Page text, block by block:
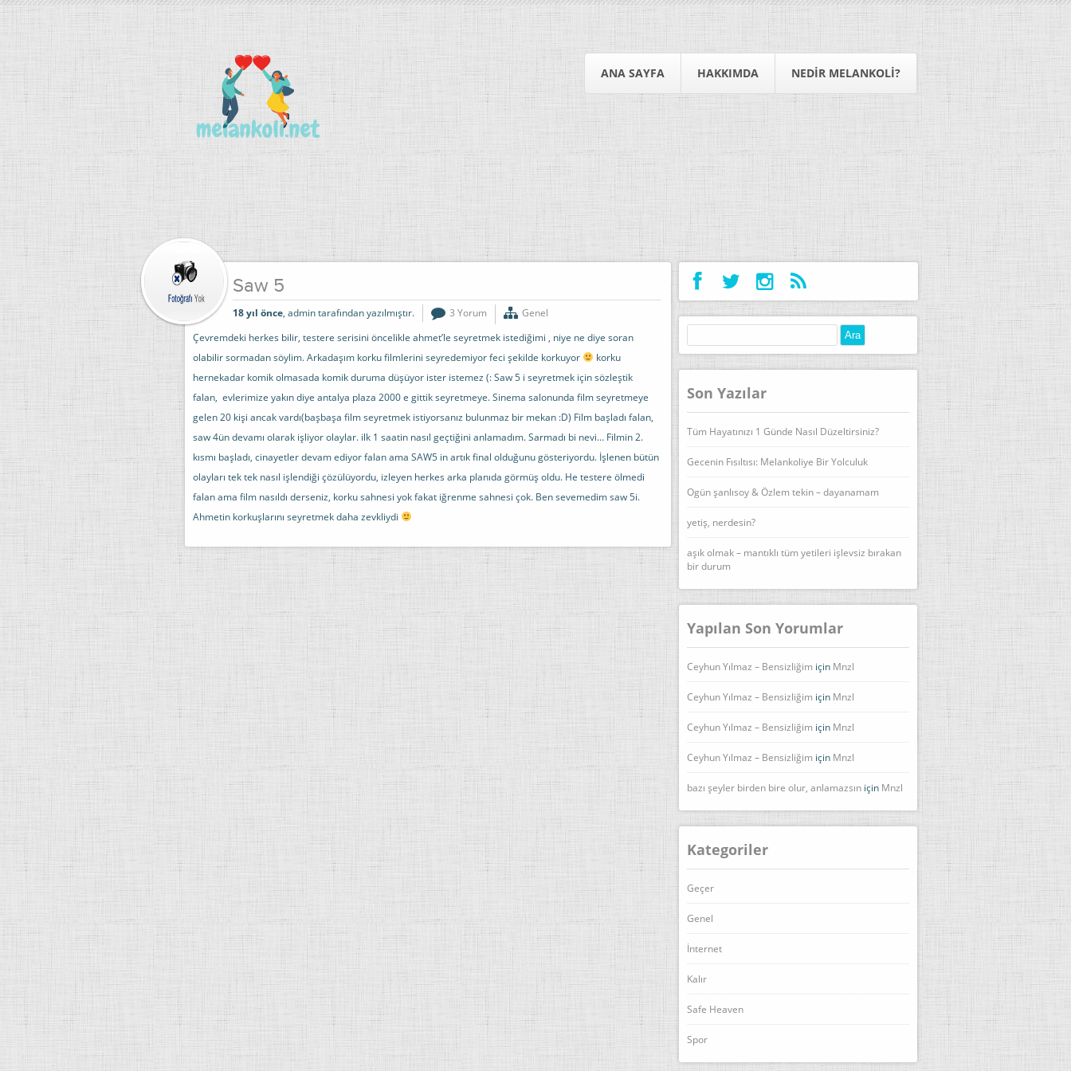
ANA SAYFA HAKKIMDA NEDIR MELANKOLI?
Saw 5
18 yıl önce, admin tarafından yazılmıştır. 3 Yorum
Genel
Çevremdeki herkes bilir, testere serisini öncelikle ahmet’le seyretmek istediğimi , niye ne diye soran
olabilir sormadan söylim. Arkadaşım korku filmlerini seyredemiyor feci şekilde korkuyor
korku
hernekadar komik olmasada komik duruma düşüyor ister istemez (: Saw 5 i seyretmek için sözleştik
falan, evlerimize yakın diye antalya plaza 2000 e gittik seyretmeye. Sinema salonunda film seyretmeye
gelen 20 kişi ancak vardı(başbaşa film seyretmek istiyorsanız bulunmaz bir mekan :D) Film başladı falan,
saw 4ün devamı olarak işliyor olaylar. ilk 1 saatin nasıl geçtiğini anlamadım. Sarmadı bi nevi… Filmin 2.
kısmı başladı, cinayetler devam ediyor falan ama SAW5 in artık final olduğunu gösteriyordu. İşlenen bütün
olayları tek tek nasıl işlendiği çözülüyordu, izleyen herkes arka planıda görmüş oldu. He testere ölmedi
falan ama film nasıldı derseniz, korku sahnesi yok fakat iğrenme sahnesi çok. Ben sevemedim saw 5i.
Ahmetin korkuşlarını seyretmek daha zevkliydi
Arama:
Son Yazılar
Tüm Hayatınızı 1 Günde Nasıl Düzeltirsiniz?
Gecenin Fısıltısı: Melankoliye Bir Yolculuk
Ogün şanlısoy & Özlem tekin – dayanamam
yetiş, nerdesin?
aşık olmak – mantıklı tüm yetileri işlevsiz bırakan
bir durum
Yapılan Son Yorumlar
Ceyhun Yılmaz – Bensizliğim için Mnzl
Ceyhun Yılmaz – Bensizliğim için Mnzl
Ceyhun Yılmaz – Bensizliğim için Mnzl
Ceyhun Yılmaz – Bensizliğim için Mnzl
bazı şeyler birden bire olur, anlamazsın için Mnzl
Kategoriler
Geçer
Genel
İnternet
Kalır
Safe Heaven
Spor